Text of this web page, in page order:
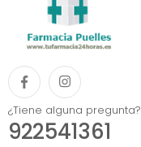
¿Tiene alguna pregunta?
922541361